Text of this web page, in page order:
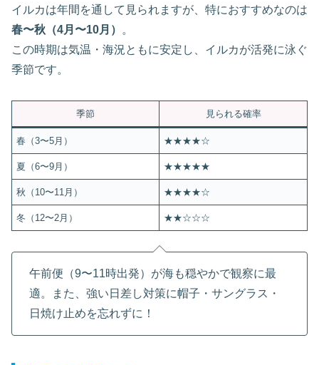
イルカは年間を通して見られますが、特におすすめなのは
春〜秋（4月〜10月） 。
この時期は気温・海況ともに安定し、イルカが活発に泳ぐ
季節です。
季節 見られる確率
春（3〜5月） ★★★★☆
夏（6〜9月） ★★★★★
秋（10〜11月） ★★★★☆
冬（12〜2月） ★★☆☆☆
午前便（9〜11時出発）が海も穏やかで観察に最
適。また、強い日差し対策に帽子・サングラス・
日焼け止めを忘れずに！